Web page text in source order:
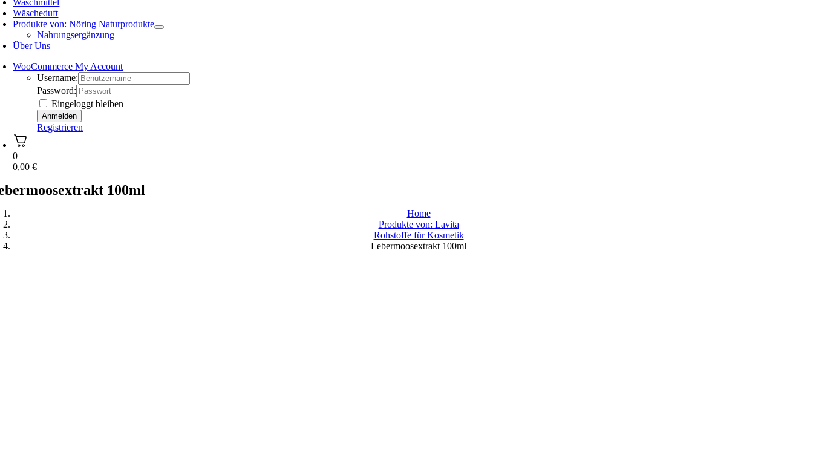
Waschmittel
Wäscheduft
Produkte von: Nöring Naturprodukte
Nahrungsergänzung
Über Uns
WooCommerce My Account
Username:
Password:
Eingeloggt bleiben
Registrieren
0
0,00€
100ml
Home
Produkte von: Lavita
Rohstoffe für Kosmetik
Lebermoosextrakt 100ml